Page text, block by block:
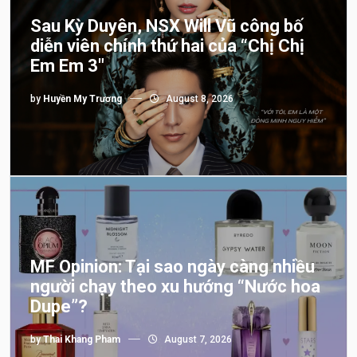
Sau Kỳ Duyên, NSX Will Vũ công bố
diễn viên chính thứ hai của “Chị Chị
Em Em 3″
by Huyền My Trương August 8, 2026
MF Opinion: Tại sao ngày càng nhiều
người chạy theo xu hướng “Nước hoa
Dupe”?
byThai Khang Pham August 7, 2026